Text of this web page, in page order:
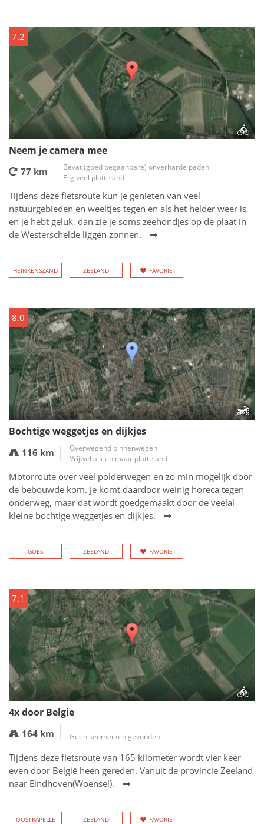
7.2
Neem je camera mee
77 km
Bevat (goed begaanbare) onverharde paden
Erg veel platteland
Tijdens deze fietsroute kun je genieten van veel
natuurgebieden en weeltjes tegen en als het helder weer is,
en je hebt geluk, dan zie je soms zeehondjes op de plaat in
de Westerschelde liggen zonnen.
HEINKENSZAND ZEELAND FAVORIET
8.0
Bochtige weggetjes en dijkjes
116 km
Overwegend binnenwegen
Vrijwel alleen maar platteland
Motorroute over veel polderwegen en zo min mogelijk door
de bebouwde kom. Je komt daardoor weinig horeca tegen
onderweg, maar dat wordt goedgemaakt door de veelal
kleine bochtige weggetjes en dijkjes.
GOES ZEELAND FAVORIET
7.1
4x door Belgie
164 km Geen kenmerken gevonden
Tijdens deze fietsroute van 165 kilometer wordt vier keer
even door België heen gereden. Vanuit de provincie Zeeland
naar Eindhoven(Woensel).
OOSTKAPELLE ZEELAND FAVORIET